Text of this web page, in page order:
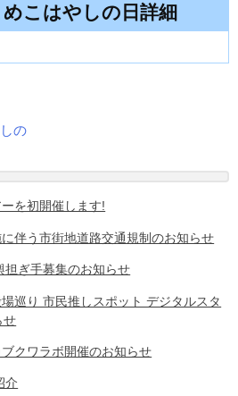
こはやしの日詳細
の
ーを初開催します!
伴う市街地道路交通規制のお知らせ
担ぎ手募集のお知らせ
場巡り 市民推しスポット デジタルスタ
せ
クワラボ開催のお知らせ
介